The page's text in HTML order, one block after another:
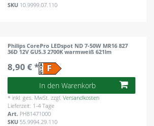
SKU 10.9999.07.110
Philips CorePro LEDspot ND 7-50W MR16 827
36D 12V GU5.3 2700K warmweiß 621lm
8,90 € *
In den Warenkorb
* inkl. ges. MwSt. zzgl.Versandkosten
Lieferzeit: 1-4 Tage
Art. PH81471000
SKU 55.9994.29.110